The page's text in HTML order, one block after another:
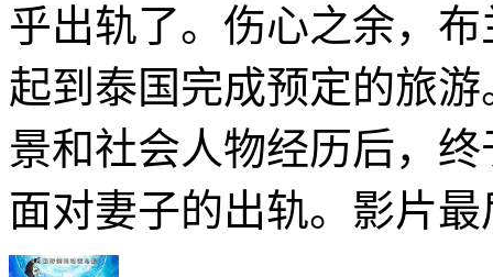
乎出轨了。伤心之余，
起到泰国完成预定的旅
景和社会人物经历后，
面对妻子的出轨。影片